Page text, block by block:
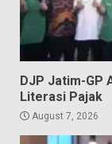
DJP Jatim-GP
Literasi Pajak
August 7, 2026